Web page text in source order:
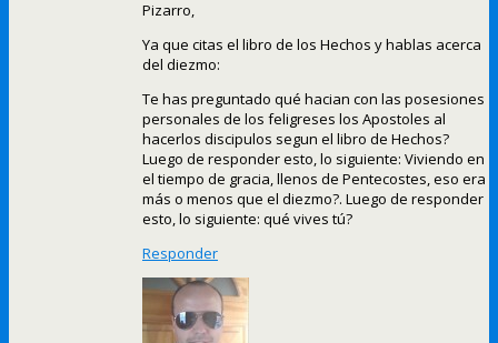
Pizarro,
Ya que citas el libro de los Hechos y hablas acerca
del diezmo:
Te has preguntado qué hacian con las posesiones
personales de los feligreses los Apostoles al
hacerlos discipulos segun el libro de Hechos?
Luego de responder esto, lo siguiente: Viviendo en
el tiempo de gracia, llenos de Pentecostes, eso era
más o menos que el diezmo?. Luego de responder
esto, lo siguiente: qué vives tú?
Responder